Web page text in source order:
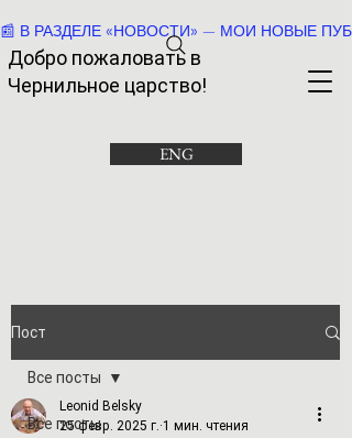
Добро пожаловать в
Чернильное царство!
ENG
📰 В РАЗДЕЛЕ «НОВОСТИ» — МОИ НОВЫЕ
Пост
Все посты
Все посты
Leonid Belsky
25 февр. 2025 г. 1 мин. чтения